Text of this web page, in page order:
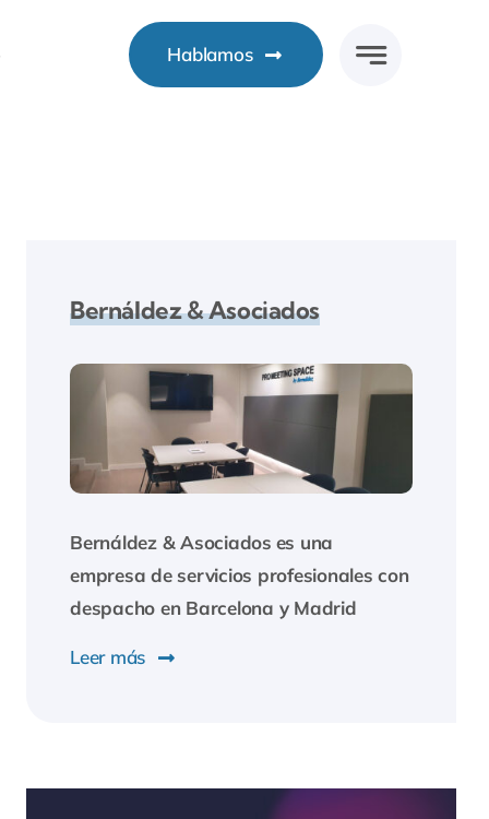
Hablamos
Bernáldez & Asociados
Bernáldez & Asociados es una
empresa de servicios profesionales con
despacho en Barcelona y Madrid
Leer más